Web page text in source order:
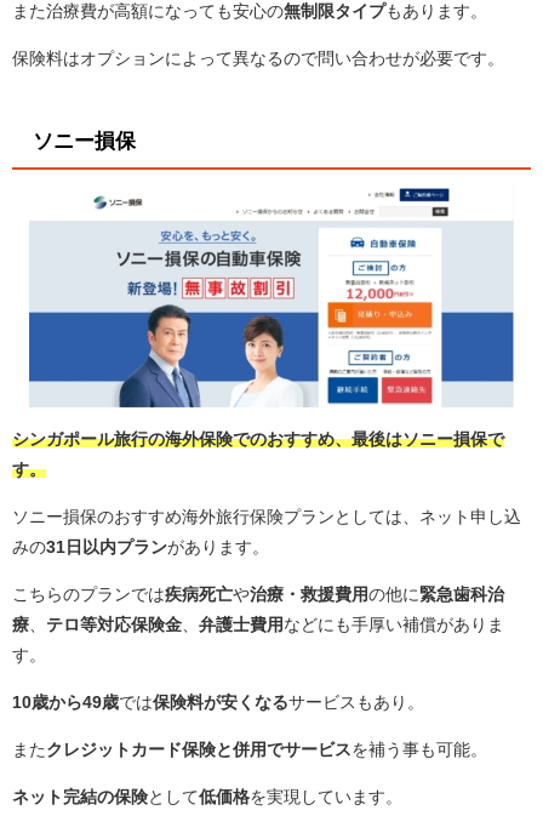
また治療費が高額になっても安心の無制限タイプもあります。
保険料はオプションによって異なるので問い合わせが必要です。
ソニー損保
シンガポール旅行の海外保険でのおすすめ、最後はソニー損保で
す。
ソニー損保のおすすめ海外旅行保険プランとしては、ネット申し込
みの31日以内プランがあります。
こちらのプランでは疾病死亡や治療・救援費用の他に 緊急歯科治
療
テロ等対応保険金 弁護士費用 などにも手厚い補償がありま
す。
10歳から49歳では保険料が安くなるサービスもあり。
また クレジットカード保険と併用でサービスを補う事も可能。
ネット完結の保険として低価格を実現しています。